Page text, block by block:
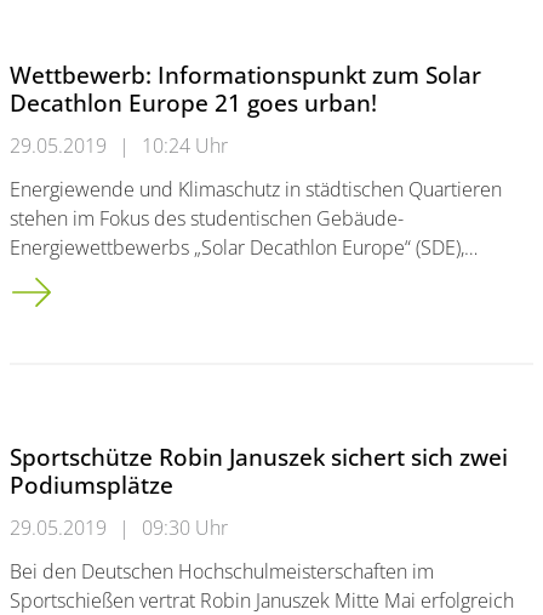
Wettbewerb: Informationspunkt zum Solar
Decathlon Europe 21 goes urban!
29.05.2019 |
10:24 Uhr
Energiewende und Klimaschutz in städtischen Quartieren
stehen im Fokus des studentischen Gebäude-
Energiewettbewerbs „Solar Decathlon Europe“ (SDE),…
Wettbewerb: Informationspunkt zum Solar Decathlon Europe
Sportschütze Robin Januszek sichert sich zwei
Podiumsplätze
29.05.2019 |
09:30 Uhr
Bei den Deutschen Hochschulmeisterschaften im
Sportschießen vertrat Robin Januszek Mitte Mai erfolgreich